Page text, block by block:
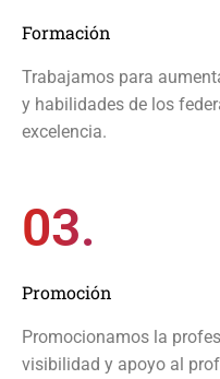
Formación
Trabajamos para
y habilidades de los
excelencia.
03.
Promoción
Promocionamos la
visibilidad y apoyo al